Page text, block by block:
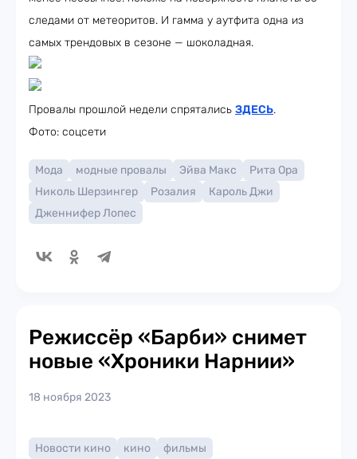
следами от метеоритов. И гамма у аутфита одна из
самых трендовых в сезоне — шоколадная.
Провалы прошлой недели спрятались ЗДЕСЬ.
Фото: соцсети
Мода модные провалы Эйва Макс
Рита Ора
Николь Шерзингер
Розалия
Кароль Джи
Дженнифер Лопес
Режиссёр «Барби» снимет
новые «Хроники Нарнии»
18 ноября 2023
Новости кино кино фильмы